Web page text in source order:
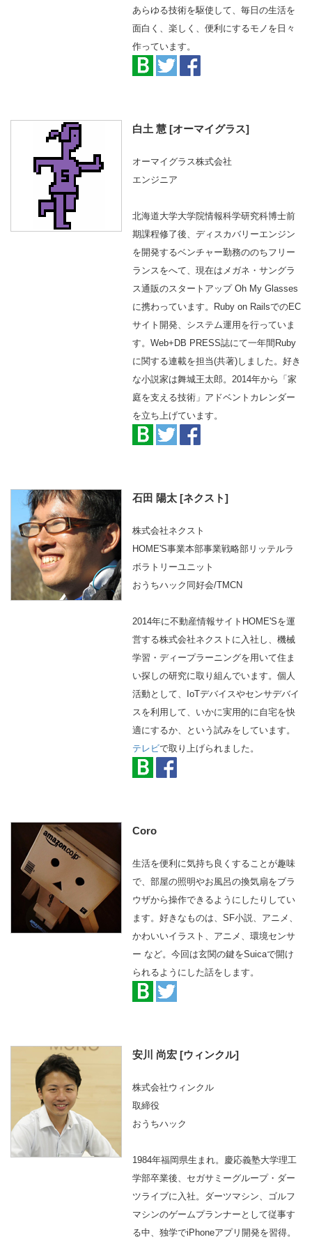
あらゆる技術を駆使して、毎日の生活を
面白く、楽しく、便利にするモノを日々
作っています。
白土 慧 [オーマイグラス]
オーマイグラス株式会社
エンジニア
北海道大学大学院情報科学研究科博士前
期課程修了後、ディスカバリーエンジン
を開発するベンチャー勤務ののちフリー
ランスをへて、現在はメガネ・サングラ
ス通販のスタートアップ Oh My Glasses
に携わっています。Ruby on RailsでのEC
サイト開発、システム運用を行っていま
す。Web+DB PRESS誌にて一年間Ruby
に関する連載を担当(共著)しました。好き
な小説家は舞城王太郎。2014年から「家
庭を支える技術」アドベントカレンダー
を立ち上げています。
石田 陽太 [ネクスト]
株式会社ネクスト
HOME'S事業本部事業戦略部リッテルラ
ボラトリーユニット
おうちハック同好会/TMCN
2014年に不動産情報サイトHOME'Sを運
営する株式会社ネクストに入社し、機械
学習・ディープラーニングを用いて住ま
い探しの研究に取り組んでいます。個人
活動として、IoTデバイスやセンサデバイ
スを利用して、いかに実用的に自宅を快
適にするか、という試みをしています。
テレビで取り上げられました。
Coro
生活を便利に気持ち良くすることが趣味
で、部屋の照明やお風呂の換気扇をブラ
ウザから操作できるようにしたりしてい
ます。好きなものは、SF小説、アニメ、
かわいいイラスト、アニメ、環境センサ
ー など。今回は玄関の鍵をSuicaで開け
られるようにした話をします。
安川 尚宏 [ウィンクル]
株式会社ウィンクル
取締役
おうちハック
1984年福岡県生まれ。慶応義塾大学理工
学部卒業後、セガサミーグループ・ダー
ツライブに入社。ダーツマシン、ゴルフ
マシンのゲームプランナーとして従事す
る中、独学でiPhoneアプリ開発を習得。